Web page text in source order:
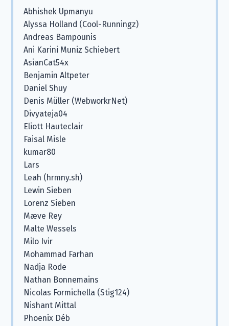
Abhishek Upmanyu
Alyssa Holland (Cool-Runningz)
Andreas Bampounis
Ani Karini Muniz Schiebert
AsianCat54x
Benjamin Altpeter
Daniel Shuy
Denis Müller (WebworkrNet)
Divyateja04
Eliott Hauteclair
Faisal Misle
kumar80
Lars
Leah (hrmny.sh)
Lewin Sieben
Lorenz Sieben
Mæve Rey
Malte Wessels
Milo Ivir
Mohammad Farhan
Nadja Rode
Nathan Bonnemains
Nicolas Formichella (Stig124)
Nishant Mittal
Phoenix Déb